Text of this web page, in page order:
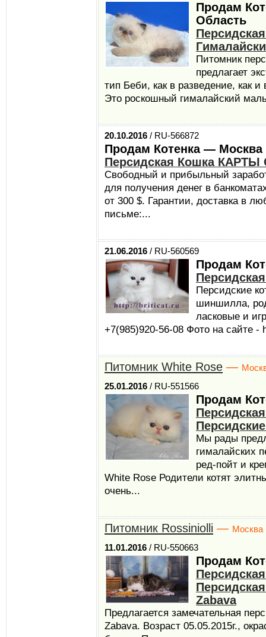
Продам
Область
Питомник
предлагает
тип Беби, как в разведение, как
Это роскошный гималайский
20.10.2016 / RU-566872
Продам Котенка — Москва
Персидская Кошка
Свободный и прибыльный
для получения денег в
от 300 $. Гарантии, доставка в
письме:...
21.06.2016 / RU-560569
Продам
Персидские
шиншилла,
ласковые и
+7(985)920-56-08 Фото на сайте -
Питомник White Rose —
25.01.2016 / RU-551566
Продам
Мы рады
гималайских
ред-пойт и
White Rose Родители котят
очень...
Питомник Rossiniolli — Москва
11.01.2016 / RU-550663
Продам
Zabava
Предлагается замечательная
Zabava. Возраст 05.05.2015г.,